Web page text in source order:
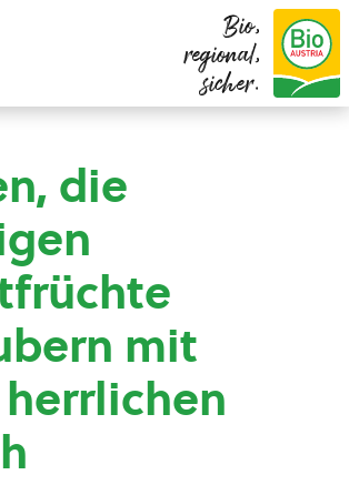
Bio,
regional,
sicher.
die
mit